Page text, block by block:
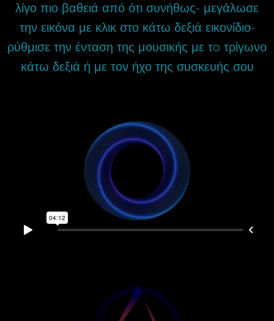
λίγο πιο βαθειά από ότι συνήθως- μεγάλωσε
την εικόνα με κλικ στο κάτω δεξιά εικονίδιο-
ρύθμισε την ένταση της μουσικής με τo τρίγωνο
κάτω δεξιά ή με τον ήχο της συσκευής σου